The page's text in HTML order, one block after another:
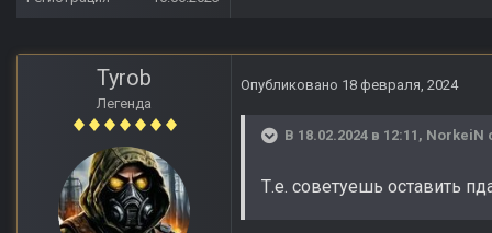
Tyrob
Легенда
Опубликовано 18 февраля, 2024
В 18.02.2024 в 12:11, NorkeiN
Т.е. советуешь оставить